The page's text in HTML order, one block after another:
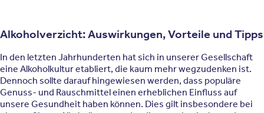
Alkoholverzicht: Auswirkungen, Vorteile und Tipps
In den letzten Jahrhunderten hat sich in unserer Gesellschaft
eine Alkoholkultur etabliert, die kaum mehr wegzudenken ist.
Dennoch sollte darauf hingewiesen werden, dass populäre
Genuss- und Rauschmittel einen erheblichen Einfluss auf
unsere Gesundheit haben können. Dies gilt insbesondere bei